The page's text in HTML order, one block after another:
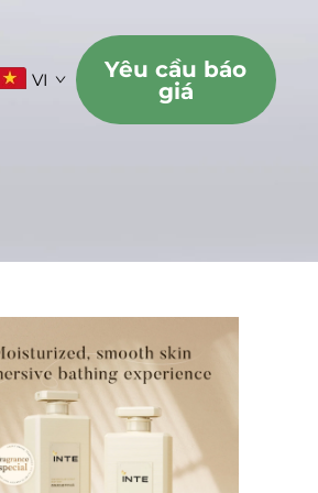
VI
Yêu cầu báo
giá